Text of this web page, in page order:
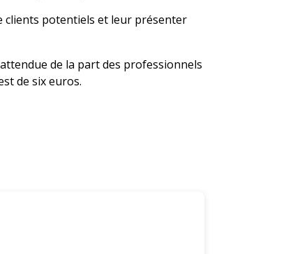
clients potentiels et leur présenter
de la part des professionnels
de six euros.